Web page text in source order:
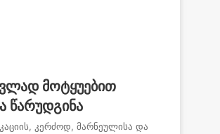
მოტყუებით
წარუდგინა
კერძოდ, მარნეულისა და